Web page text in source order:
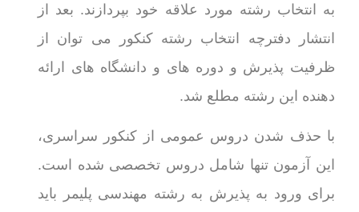
به انتخاب رشته مورد علاقه خود بپردازند. بعد از
انتشار دفترچه انتخاب رشته کنکور می توان از
ظرفیت پذیرش و دوره های و دانشگاه های ارائه
دهنده این رشته مطلع شد.
با حذف شدن دروس عمومی از کنکور سراسری،
این آزمون تنها شامل دروس تخصصی شده است.
برای ورود به پذیرش به رشته مهندسی پلیمر باید